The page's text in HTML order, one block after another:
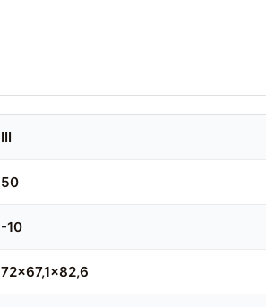
III
50
-10
72x67,1x82,6